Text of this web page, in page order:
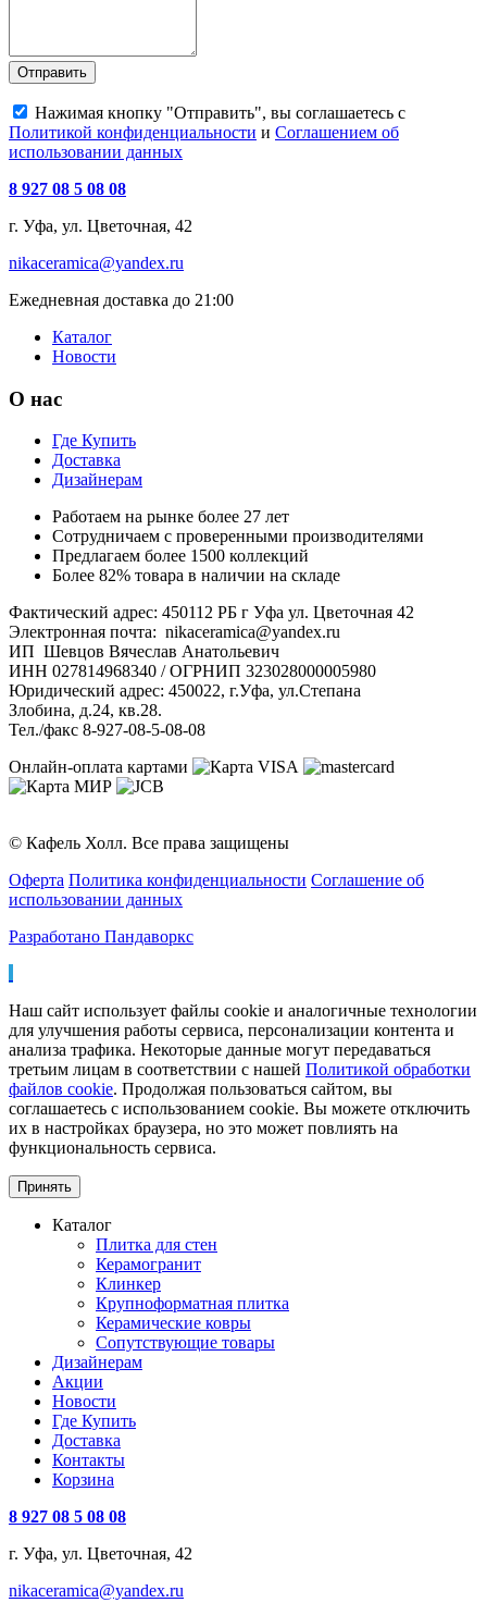
Отправить
Нажимая кнопку "Отправить", вы соглашаетесь с
Политикой конфиденциальности и Соглашением об
использовании данных
8 927 08 5 08 08
г. Уфа, ул. Цветочная, 42
nikaceramica@yandex.ru
Ежедневная доставка до 21:00
Каталог
Новости
О нас
Где Купить
Доставка
Дизайнерам
Работаем на рынке более 27 лет
Сотрудничаем с проверенными производителями
Предлагаем более 1500 коллекций
Более 82% товара в наличии на складе
Фактический адрес: 450112 РБ г Уфа ул. Цветочная 42
Электронная почта: nikaceramica@yandex.ru
ИП Шевцов Вячеслав Анатольевич
ИНН 027814968340 / ОГРНИП 323028000005980
Юридический адрес: 450022, г.Уфа, ул.Степана
Злобина, д.24, кв.28.
Тел./факс 8-927-08-5-08-08
Онлайн-оплата картами
© Кафель Холл. Все права защищены
Оферта Политика конфиденциальности Соглашение об
использовании данных
Разработано Пандаворкс
Наш сайт использует файлы cookie и аналогичные технологии
для улучшения работы сервиса, персонализации контента и
анализа трафика. Некоторые данные могут передаваться
третьим лицам в соответствии с нашей Политикой обработки
файлов cookie. Продолжая пользоваться сайтом, вы
соглашаетесь с использованием cookie. Вы можете отключить
их в настройках браузера, но это может повлиять на
функциональность сервиса.
Принять
Каталог
Плитка для стен
Керамогранит
Клинкер
Крупноформатная плитка
Керамические ковры
Сопутствующие товары
Дизайнерам
Акции
Новости
Где Купить
Доставка
Контакты
Корзина
8 927 08 5 08 08
г. Уфа, ул. Цветочная, 42
nikaceramica@yandex.ru